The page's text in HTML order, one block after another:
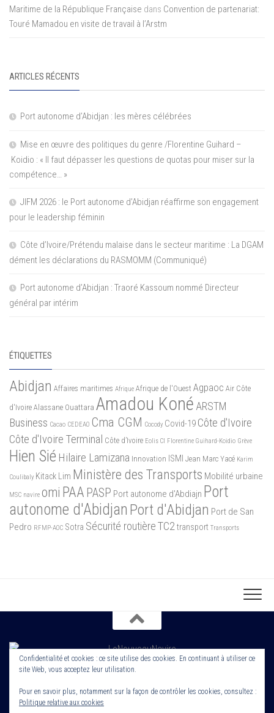
Maritime de la République Française dans Convention de partenariat:
Touré Mamadou en visite de travail à l’Arstm
ARTICLES RÉCENTS
Port autonome d’Abidjan : les mères célébrées
Mise en œuvre des politiques du genre /Florentine Guihard –
Koidio : « Il faut dépasser les questions de quotas pour miser sur la
compétence… »
JIFM 2026 : le Port autonome d’Abidjan réaffirme son engagement
pour le leadership féminin
Côte d’Ivoire/Prétendu malaise dans le secteur maritime : La DGAM
dément les déclarations du RASMOMM (Communiqué)
Port autonome d’Abidjan : Traoré Kassoum nommé Directeur
général par intérim
ÉTIQUETTES
Abidjan Affaires maritimes Afrique Afrique de l'Ouest Agpaoc Air Côte
d'Ivoire Alassane Ouattara Amadou Koné ARSTM
Business Cacao CEDEAO Cma CGM Cocody Covid-19 Côte d'Ivoire
Côte d'Ivoire Terminal Côte d’Ivoire Eolis CI Florentine Guihard-Koidio Grève
Hien Sié Hilaire Lamizana Innovation ISMI Jean Marc Yacé Karim
Coulibaly Kitack Lim Ministère des Transports Mobilité urbaine
MSC navire omi PAA PASP Port autonome d'Abdiajn Port
autonome d'Abidjan Port d'Abidjan Port de San
Pedro RFMP-AOC Sotra Sécurité routièreTC2transport Transports
Copyright 2022. Le Nouveau Navire. Tout droit Réservé. Edité par
Cornerstone ROS
Confidentialité et cookies : ce site utilise des cookies. En continuant à utiliser ce
site Web, vous acceptez leur utilisation.
Pour en savoir plus, notamment sur la façon de contrôler les cookies, consultez :
Politique relative aux cookies